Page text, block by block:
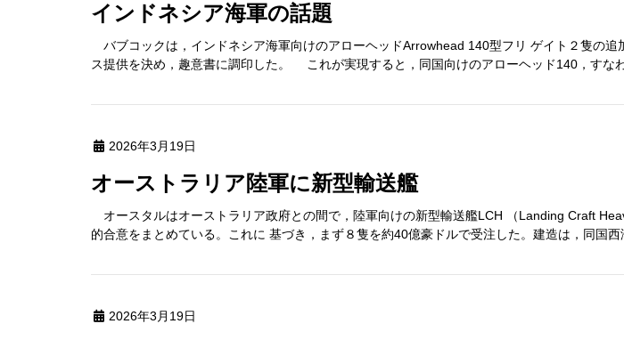
インドネシア海軍の話題
バブコックは，インドネシア海軍向けのアローヘッドArrowhead 140型フリ ゲイト２隻の追
ス提供を決め，趣意書に調印した。 これが実現すると，同国向けのアローヘッド140，すな
2026年3月19日
オーストラリア陸軍に新型輸送艦
オースタルはオーストラリア政府との間で，陸軍向けの新型輸送艦LCH （Landing Craft
的合意をまとめている。これに 基づき，まず８隻を約40億豪ドルで受注した。建造は，同国
2026年3月19日